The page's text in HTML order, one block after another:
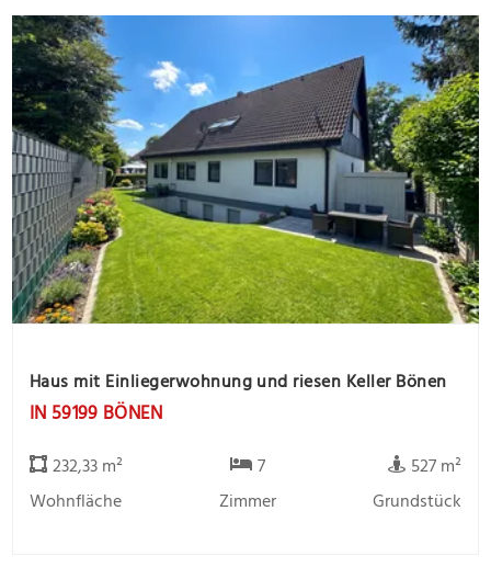
Haus mit Einliegerwohnung und riesen Keller Bönen
IN 59199 BÖNEN
232,33 m²
Wohnfläche
7
Zimmer
527 m²
Grundstück